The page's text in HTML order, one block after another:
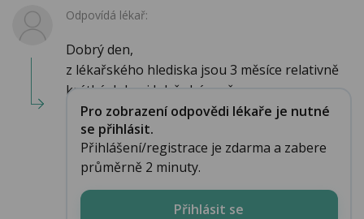
Odpovídá lékař:
Dobrý den,
z lékařského hlediska jsou 3 měsíce relativně
krátká doba, i když chápu, že ...
Pro zobrazení odpovědi lékaře je nutné
se přihlásit.
Přihlášení/registrace je zdarma a zabere
průměrně 2 minuty.
Přihlásit se